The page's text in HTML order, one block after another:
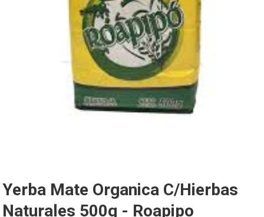
Yerba Mate Organica C/Hierbas
Naturales 500g - Roapipo